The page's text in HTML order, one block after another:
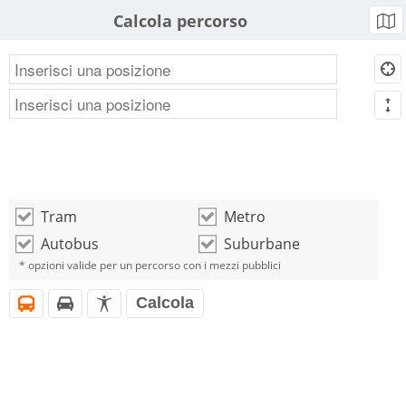
Calcola percorso b
d
m
o Tram o Metro
o Autobus o Suburbane
* opzioni valide per un percorso con i mezzi pubblici
i h l Calcola